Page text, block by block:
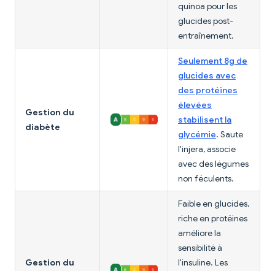
quinoa pour les
glucides post-
entraînement.
Gestion du
diabète
Seulement 8g de
glucides avec
des protéines
élevées
stabilisent la
glycémie. Saute
l'injera, associe
avec des légumes
non féculents.
Gestion du
Faible en glucides,
riche en protéines
améliore la
sensibilité à
l'insuline. Les